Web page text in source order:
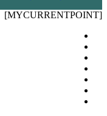
[MYCURRENTPOINT]